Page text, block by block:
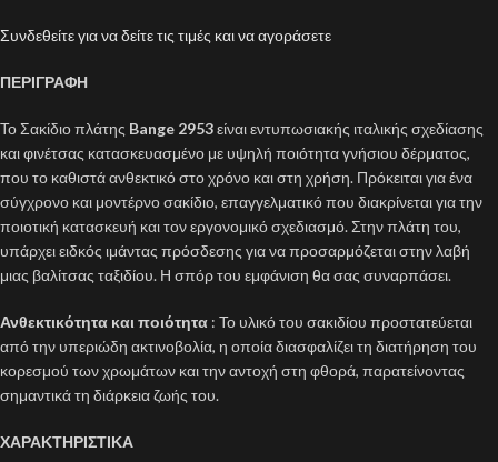
Συνδεθείτε για να δείτε τις τιμές και να αγοράσετε
ΠΕΡΙΓΡΑΦΗ
Το Σακίδιο πλάτης Bange 2953είναι εντυπωσιακής ιταλικής σχεδίασης
και φινέτσας κατασκευασμένο με υψηλή ποιότητα γνήσιου δέρματος,
που το καθιστά ανθεκτικό στο χρόνο και στη χρήση. Πρόκειται για ένα
σύγχρονο και μοντέρνο σακίδιο, επαγγελματικό που διακρίνεται για την
ποιοτική κατασκευή και τον εργονομικό σχεδιασμό. Στην πλάτη του,
υπάρχει ειδκός ιμάντας πρόσδεσης για να προσαρμόζεται στην λαβή
μιας βαλίτσας ταξιδίου. Η σπόρ του εμφάνιση θα σας συναρπάσει.
Ανθεκτικότητα και ποιότητα : Το υλικό του σακιδίου προστατεύεται
από την υπεριώδη ακτινοβολία, η οποία διασφαλίζει τη διατήρηση του
κορεσμού των χρωμάτων και την αντοχή στη φθορά, παρατείνοντας
σημαντικά τη διάρκεια ζωής του.
ΧΑΡΑΚΤΗΡΙΣΤΙΚΑ